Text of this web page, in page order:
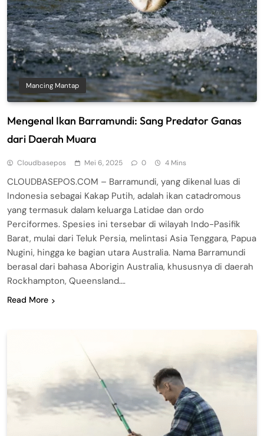
Mancing Mantap
Mengenal Ikan Barramundi: Sang Predator Ganas
dari Daerah Muara
Cloudbasepos Mei 6, 2025 0 4 Mins
CLOUDBASEPOS.COM – Barramundi, yang dikenal luas di
Indonesia sebagai Kakap Putih, adalah ikan catadromous
yang termasuk dalam keluarga Latidae dan ordo
Perciformes. Spesies ini tersebar di wilayah Indo-Pasifik
Barat, mulai dari Teluk Persia, melintasi Asia Tenggara, Papua
Nugini, hingga ke bagian utara Australia. Nama Barramundi
berasal dari bahasa Aborigin Australia, khususnya di daerah
Rockhampton, Queensland….
Read More